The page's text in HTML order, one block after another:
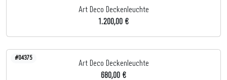
Art Deco Deckenleuchte
1.200,00 €
#04375
Art Deco Deckenleuchte
680,00 €